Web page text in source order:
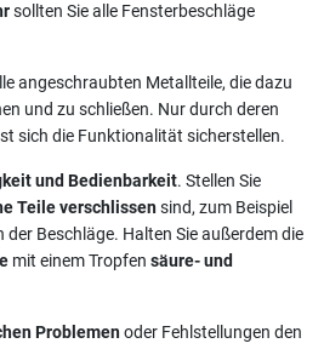
sollten Sie alle Fensterbeschläge
angeschraubten Metallteile, die dazu
und zu schließen. Nur durch deren
sich die Funktionalität sicherstellen.
und Bedienbarkeit. Stellen Sie
Teile verschlissensind, zum Beispiel
Beschläge. Halten Sie außerdem die
mit einem Tropfen säure- und
Problemenoder Fehlstellungen den